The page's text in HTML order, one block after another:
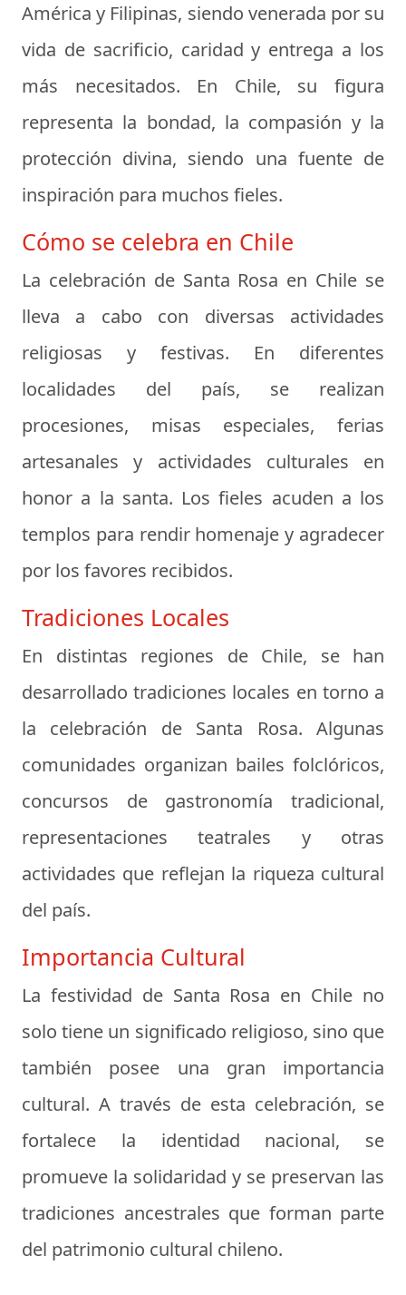
América y Filipinas, siendo venerada por su
vida de sacrificio, caridad y entrega a los
más necesitados. En Chile, su figura
representa la bondad, la compasión y la
protección divina, siendo una fuente de
inspiración para muchos fieles.
Cómo se celebra en Chile
La celebración de Santa Rosa en Chile se
lleva a cabo con diversas actividades
religiosas y festivas. En diferentes
localidades del país, se realizan
procesiones, misas especiales, ferias
artesanales y actividades culturales en
honor a la santa. Los fieles acuden a los
templos para rendir homenaje y agradecer
por los favores recibidos.
Tradiciones Locales
En distintas regiones de Chile, se han
desarrollado tradiciones locales en torno a
la celebración de Santa Rosa. Algunas
comunidades organizan bailes folclóricos,
concursos de gastronomía tradicional,
representaciones teatrales y otras
actividades que reflejan la riqueza cultural
del país.
Importancia Cultural
La festividad de Santa Rosa en Chile no
solo tiene un significado religioso, sino que
también posee una gran importancia
cultural. A través de esta celebración, se
fortalece la identidad nacional, se
promueve la solidaridad y se preservan las
tradiciones ancestrales que forman parte
del patrimonio cultural chileno.